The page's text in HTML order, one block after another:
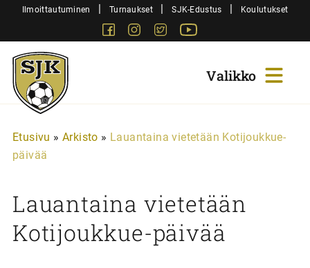
SiirryIlmoittautuminen | Turnaukset | SJK-Edustus | Koulutukset
FacebookInstagram
Twitter
Sjk-
Juniorit
Etusivu » Arkisto » Lauantaina vietetään Kotijoukkue-
päivää
Lauantaina vietetään
Kotijoukkue-päivää